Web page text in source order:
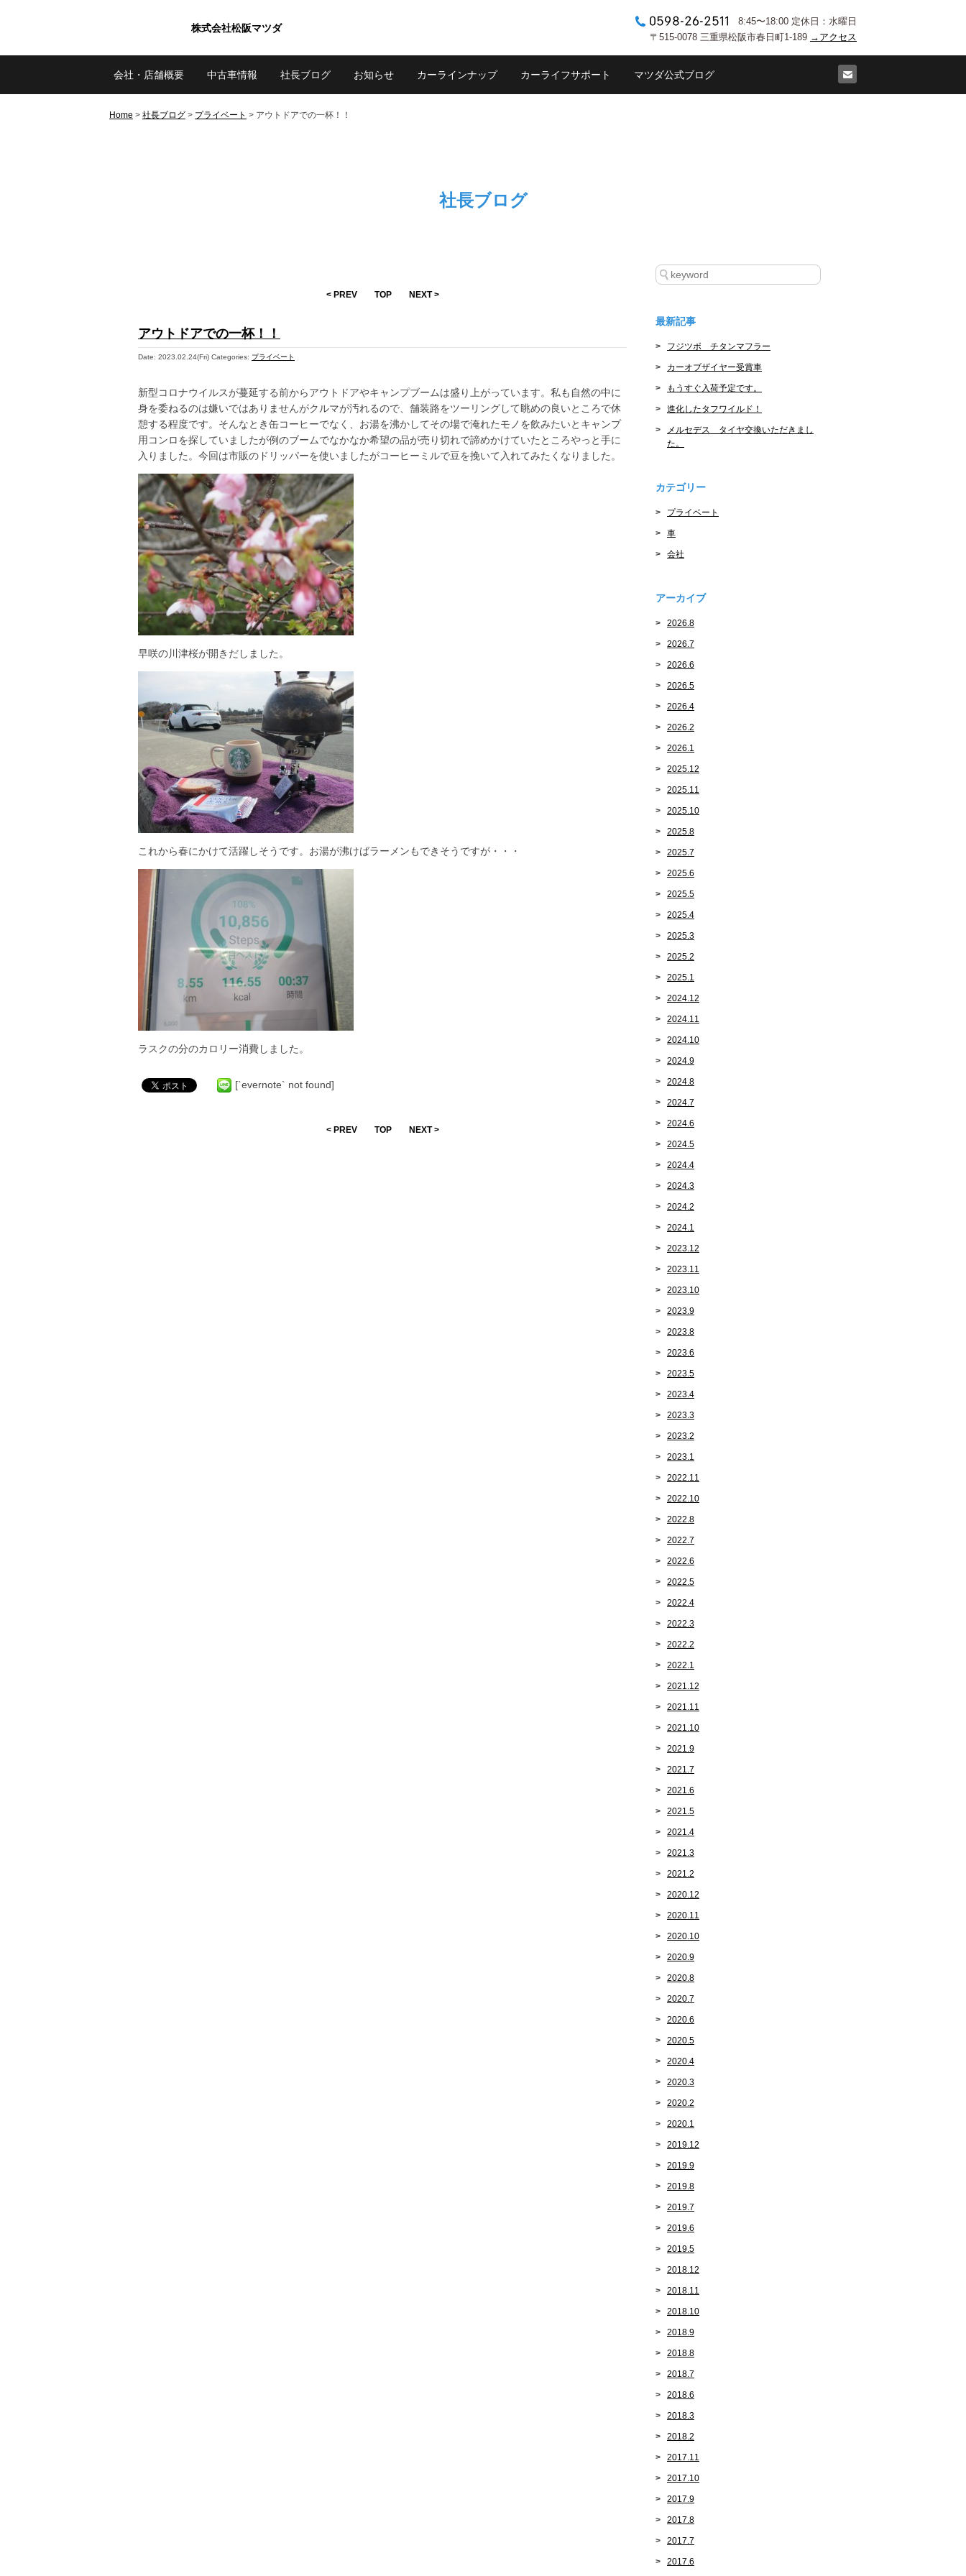
株式会社松阪マツダ
8:45〜18:00 定休日：水曜日
〒515-0078 三重県松阪市春日町1-189 →アクセス
会社・店舗概要 中古車情報 社長ブログ お知らせ カーラインナップ カーライフサポート マツダ公式ブログ
Home > 社長ブログ > プライベート > アウトドアでの一杯！！
社長ブログ
< PREV TOP NEXT >
アウトドアでの一杯！！
Date: 2023.02.24(Fri) Categories: プライベート
新型コロナウイルスが蔓延する前からアウトドアやキャンプブームは盛り上がっています。私も自然の中に
身を委ねるのは嫌いではありませんがクルマが汚れるので、舗装路をツーリングして眺めの良いところで休
憩する程度です。そんなとき缶コーヒーでなく、お湯を沸かしてその場で淹れたモノを飲みたいとキャンプ
用コンロを探していましたが例のブームでなかなか希望の品が売り切れで諦めかけていたところやっと手に
入りました。今回は市販のドリッパーを使いましたがコーヒーミルで豆を挽いて入れてみたくなりました。
早咲の川津桜が開きだしました。
これから春にかけて活躍しそうです。お湯が沸けばラーメンもできそうですが・・・
ラスクの分のカロリー消費しました。
[`evernote` not found]
< PREV TOP NEXT >
最新記事
フジツボ チタンマフラー
カーオブザイヤー受賞車
もうすぐ入荷予定です。
進化したタフワイルド！
メルセデス タイヤ交換いただきまし
た。
カテゴリー
プライベート
車
会社
アーカイブ
2026.8
2026.7
2026.6
2026.5
2026.4
2026.2
2026.1
2025.12
2025.11
2025.10
2025.8
2025.7
2025.6
2025.5
2025.4
2025.3
2025.2
2025.1
2024.12
2024.11
2024.10
2024.9
2024.8
2024.7
2024.6
2024.5
2024.4
2024.3
2024.2
2024.1
2023.12
2023.11
2023.10
2023.9
2023.8
2023.6
2023.5
2023.4
2023.3
2023.2
2023.1
2022.11
2022.10
2022.8
2022.7
2022.6
2022.5
2022.4
2022.3
2022.2
2022.1
2021.12
2021.11
2021.10
2021.9
2021.7
2021.6
2021.5
2021.4
2021.3
2021.2
2020.12
2020.11
2020.10
2020.9
2020.8
2020.7
2020.6
2020.5
2020.4
2020.3
2020.2
2020.1
2019.12
2019.9
2019.8
2019.7
2019.6
2019.5
2018.12
2018.11
2018.10
2018.9
2018.8
2018.7
2018.6
2018.3
2018.2
2017.11
2017.10
2017.9
2017.8
2017.7
2017.6